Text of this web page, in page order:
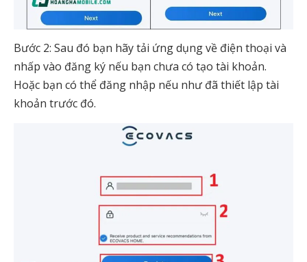
Bước 2: Sau đó bạn hãy tải ứng dụng về điện thoại và
nhấp vào đăng ký nếu bạn chưa có tạo tài khoản.
Hoặc bạn có thể đăng nhập nếu như đã thiết lập tài
khoản trước đó.